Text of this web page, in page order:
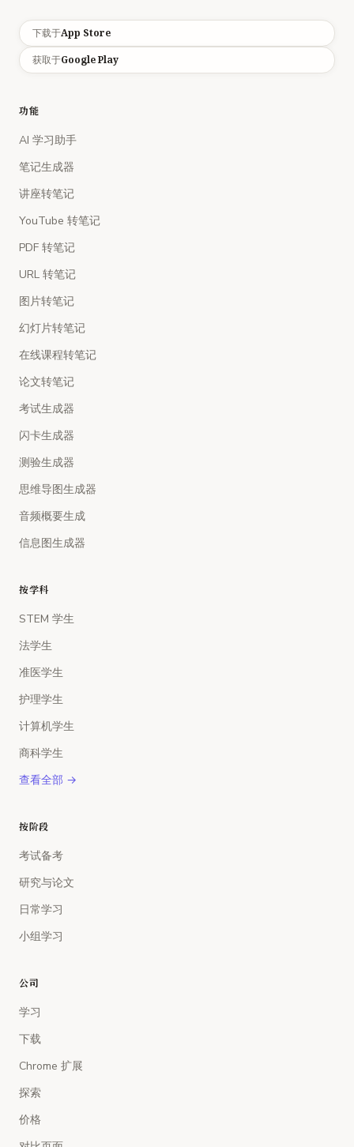
下载于App Store
获取于Google Play
功能
AI 学习助手
笔记生成器
讲座转笔记
YouTube 转笔记
PDF 转笔记
URL 转笔记
图片转笔记
幻灯片转笔记
在线课程转笔记
论文转笔记
考试生成器
闪卡生成器
测验生成器
思维导图生成器
音频概要生成
信息图生成器
按学科
STEM 学生
法学生
准医学生
护理学生
计算机学生
商科学生
查看全部 →
按阶段
考试备考
研究与论文
日常学习
小组学习
公司
学习
下载
Chrome 扩展
探索
价格